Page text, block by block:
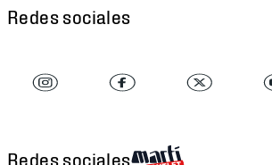
Redes sociales
Redes sociales